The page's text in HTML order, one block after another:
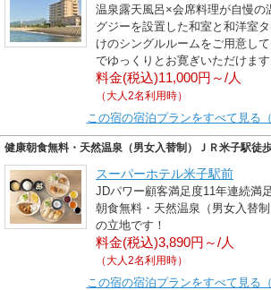
温泉露天風呂×会席料理が自慢の
グジーを設置した和室と和洋室
けのシングルルームをご用意し
でゆっくりとお寛ぎいただけます
料金(税込)11,000円～/人
（大人2名利用時）
この宿の宿泊プランをすべて見る（
健康朝食無料・天然温泉（男女入替制）ＪＲ米子駅徒
スーパーホテル米子駅前
JDパワー顧客満足度11年連続満
朝食無料・天然温泉（男女入替
の立地です！
料金(税込)3,890円～/人
（大人2名利用時）
この宿の宿泊プランをすべて見る（